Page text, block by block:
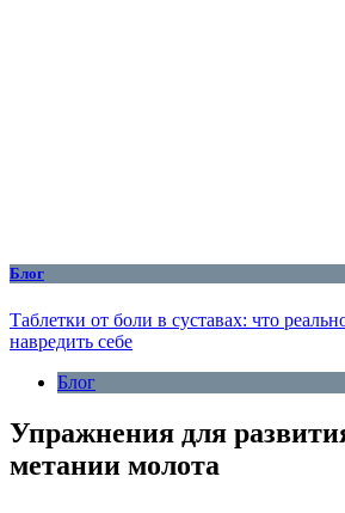
Блог
Таблетки от боли в суставах: что
навредить себе
Блог
Упражнения для
метании молота